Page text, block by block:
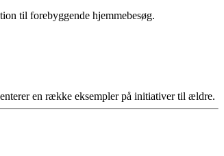
til forebyggende hjemmebesøg.
en række eksempler på initiativer til ældre.